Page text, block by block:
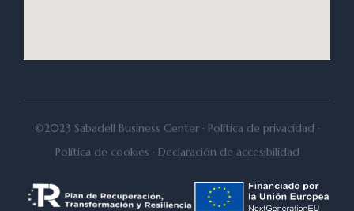
©2023 Sabadell Business Center · Política de privacidad ·
Política de cookies · Declaración de accesibilidad